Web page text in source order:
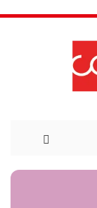
Direkt